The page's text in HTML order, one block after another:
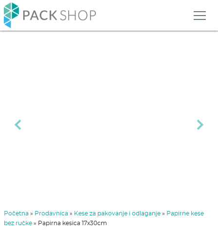
Next
Početna » Prodavnica » Kese za pakovanje i odlaganje » Papirne kese
bez ručke » Papirna kesica 17x30cm